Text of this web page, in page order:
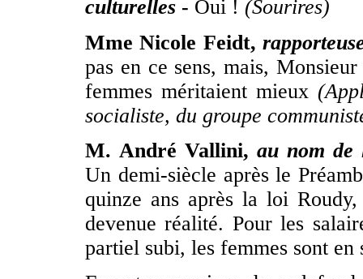
culturelles - Oui ! (Sourires)
Mme Nicole Feidt,
pas en ce sens, mais,
femmes méritaient mieux
socialiste, du groupe
M. André Vallini,au nom de
Un demi-siècle après le
quinze ans après la loi
devenue réalité. Pour les
partiel subi, les femmes sont